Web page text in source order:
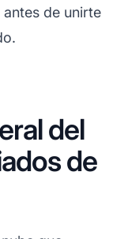
de unirte
del
de